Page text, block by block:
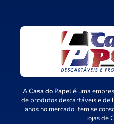
ACasa do Papelé uma
de produtos descartáveis e de
anos no mercado, tem se
lojas de